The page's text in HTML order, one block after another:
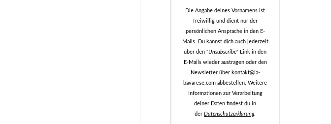
Die Angabe deines Vornamens ist
freiwillig und dient nur der
persönlichen Ansprache in den E-
Mails. Du kannst dich auch jederzeit
über den "Unsubscribe" Link in den
E-Mails wieder austragen oder den
Newsletter über kontakt@la-
bavarese.com abbestellen. Weitere
Informationen zur Verarbeitung
deiner Daten findest du in
der Datenschutzerklärung.